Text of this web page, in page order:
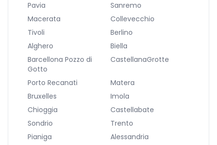
Pavia
Sanremo
Macerata
Collevecchio
Tivoli
Berlino
Alghero
Biella
Barcellona Pozzo di
Gotto
CastellanaGrotte
Porto Recanati
Matera
Bruxelles
Imola
Chioggia
Castellabate
Sondrio
Trento
Pianiga
Alessandria